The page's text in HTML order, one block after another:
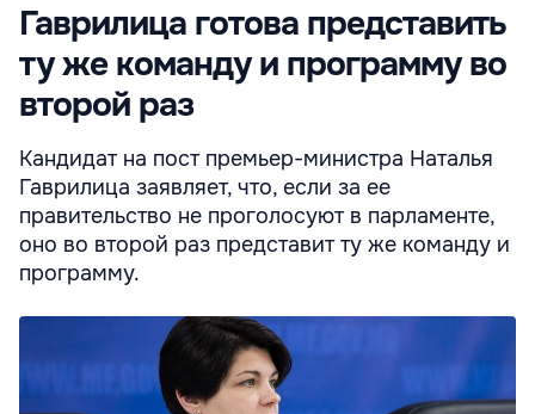
Гаврилица готова представить
ту же команду и программу во
второй раз
Кандидат на пост премьер-министра Наталья
Гаврилица заявляет, что, если за ее
правительство не проголосуют в парламенте,
оно во второй раз представит ту же команду и
программу.